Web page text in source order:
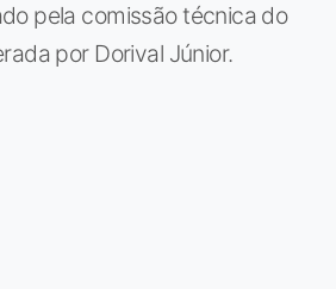
pela comissão técnica do
por Dorival Júnior.